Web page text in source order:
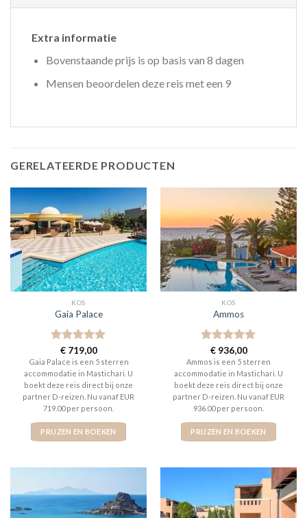
Extra informatie
Bovenstaande prijs is op basis van 8 dagen
Mensen beoordelen deze reis met een 9
GERELATEERDE PRODUCTEN
KOS
Gaia Palace
Gewaardeerd
5uit 5
€719,00
Gaia Palace is een 5 sterren
accommodatie in Mastichari. U
boekt deze reis direct bij onze
partner D-reizen. Nu vanaf EUR
719.00 per persoon.
PRIJZEN EN BOEKEN
KOS
Ammos
Gewaardeerd
5uit 5
€936,00
Ammos is een 5 sterren
accommodatie in Mastichari. U
boekt deze reis direct bij onze
partner D-reizen. Nu vanaf EUR
936.00 per persoon.
PRIJZEN EN BOEKEN